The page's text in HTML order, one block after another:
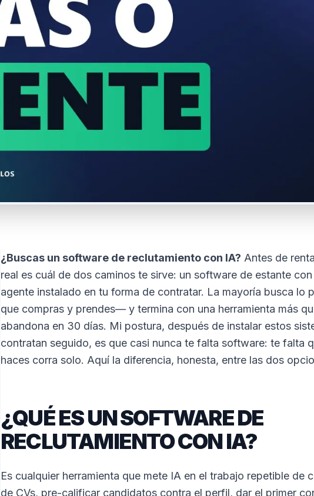
¿Buscas un software de reclutamiento con IA? Antes de
real es cuál de dos caminos te sirve: un software de estante
agente instalado en tu forma de contratar. La mayoría busca lo
que compras y prendes— y termina con una herramienta más
abandona en 30 días. Mi postura, después de instalar estos
contratan seguido, es que casi nunca te falta software: te falta
haces corra solo. Aquí la diferencia, honesta, entre las dos
¿QUÉ ES UN SOFTWARE DE
RECLUTAMIENTO CON IA?
Es cualquier herramienta que mete IA en el trabajo repetible de
de CVs, pre-calificar candidatos contra el perfil, dar el primer